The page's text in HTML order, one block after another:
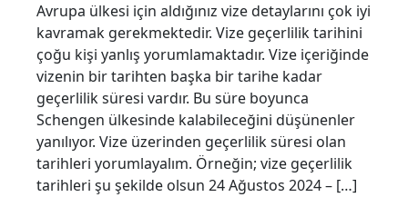
Avrupa ülkesi için aldığınız vize detaylarını çok iyi
kavramak gerekmektedir. Vize geçerlilik tarihini
çoğu kişi yanlış yorumlamaktadır. Vize içeriğinde
vizenin bir tarihten başka bir tarihe kadar
geçerlilik süresi vardır. Bu süre boyunca
Schengen ülkesinde kalabileceğini düşünenler
yanılıyor. Vize üzerinden geçerlilik süresi olan
tarihleri yorumlayalım. Örneğin; vize geçerlilik
tarihleri şu şekilde olsun 24 Ağustos 2024 – […]